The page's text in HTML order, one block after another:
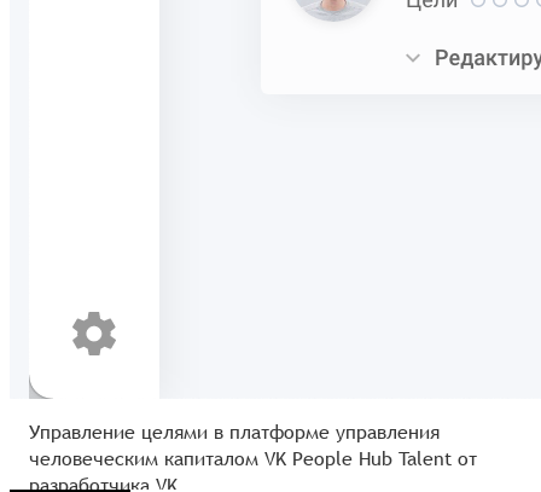
Управление целями в платформе управления
человеческим капиталом VK People Hub Talent от
разработчика VK